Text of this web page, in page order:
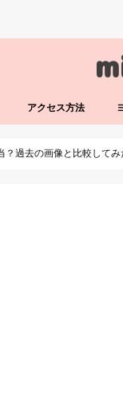
アクセス方法
過去の画像と比較してみ